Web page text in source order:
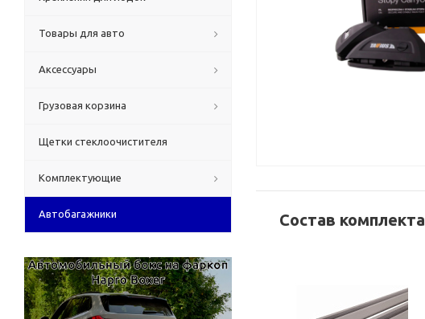
Состав комплекта
Товары для авто
Аксессуары
Грузовая корзина
Щетки стеклоочистителя
Комплектующие
Автобагажники